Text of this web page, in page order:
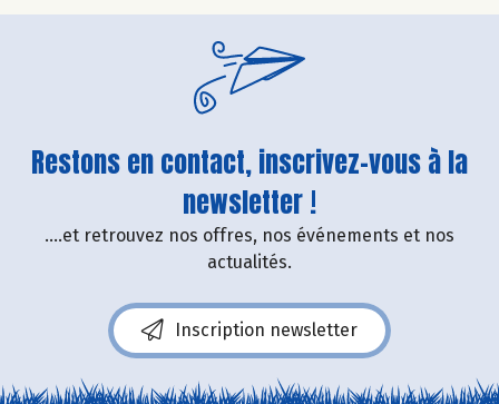
Restons en contact, inscrivez-vous à la
newsletter !
....et retrouvez nos offres, nos événements et nos
actualités.
Inscription newsletter